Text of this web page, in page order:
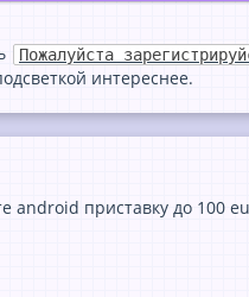
Пожалуйста
интереснее.
android приставку до 100